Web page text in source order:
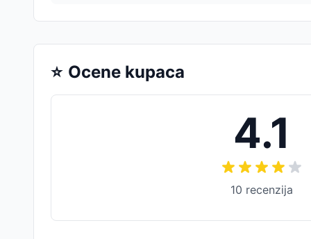
⭐ Ocene kupaca
4.1
10 recenzija